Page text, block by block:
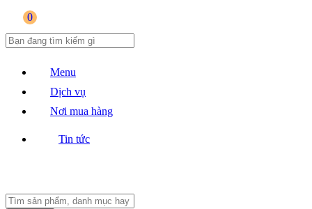
0
Menu
Dịch vụ
Nơi mua hàng
Tin tức